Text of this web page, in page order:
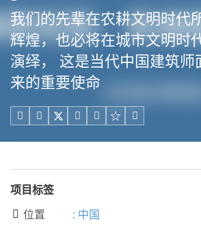
我们的先辈在农耕文明时代
辉煌，也必将在城市文明时
演绎， 这是当代中国建筑师
来的重要使命
    
项目标签
 位置 : 中国